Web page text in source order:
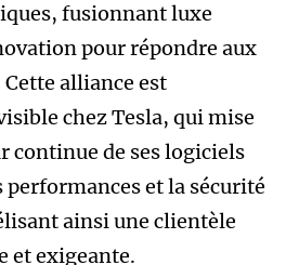
fusionnant luxe
pour répondre aux
alliance est
chez Tesla, qui mise
continue de ses logiciels
et la sécurité
ainsi une clientèle
et exigeante.